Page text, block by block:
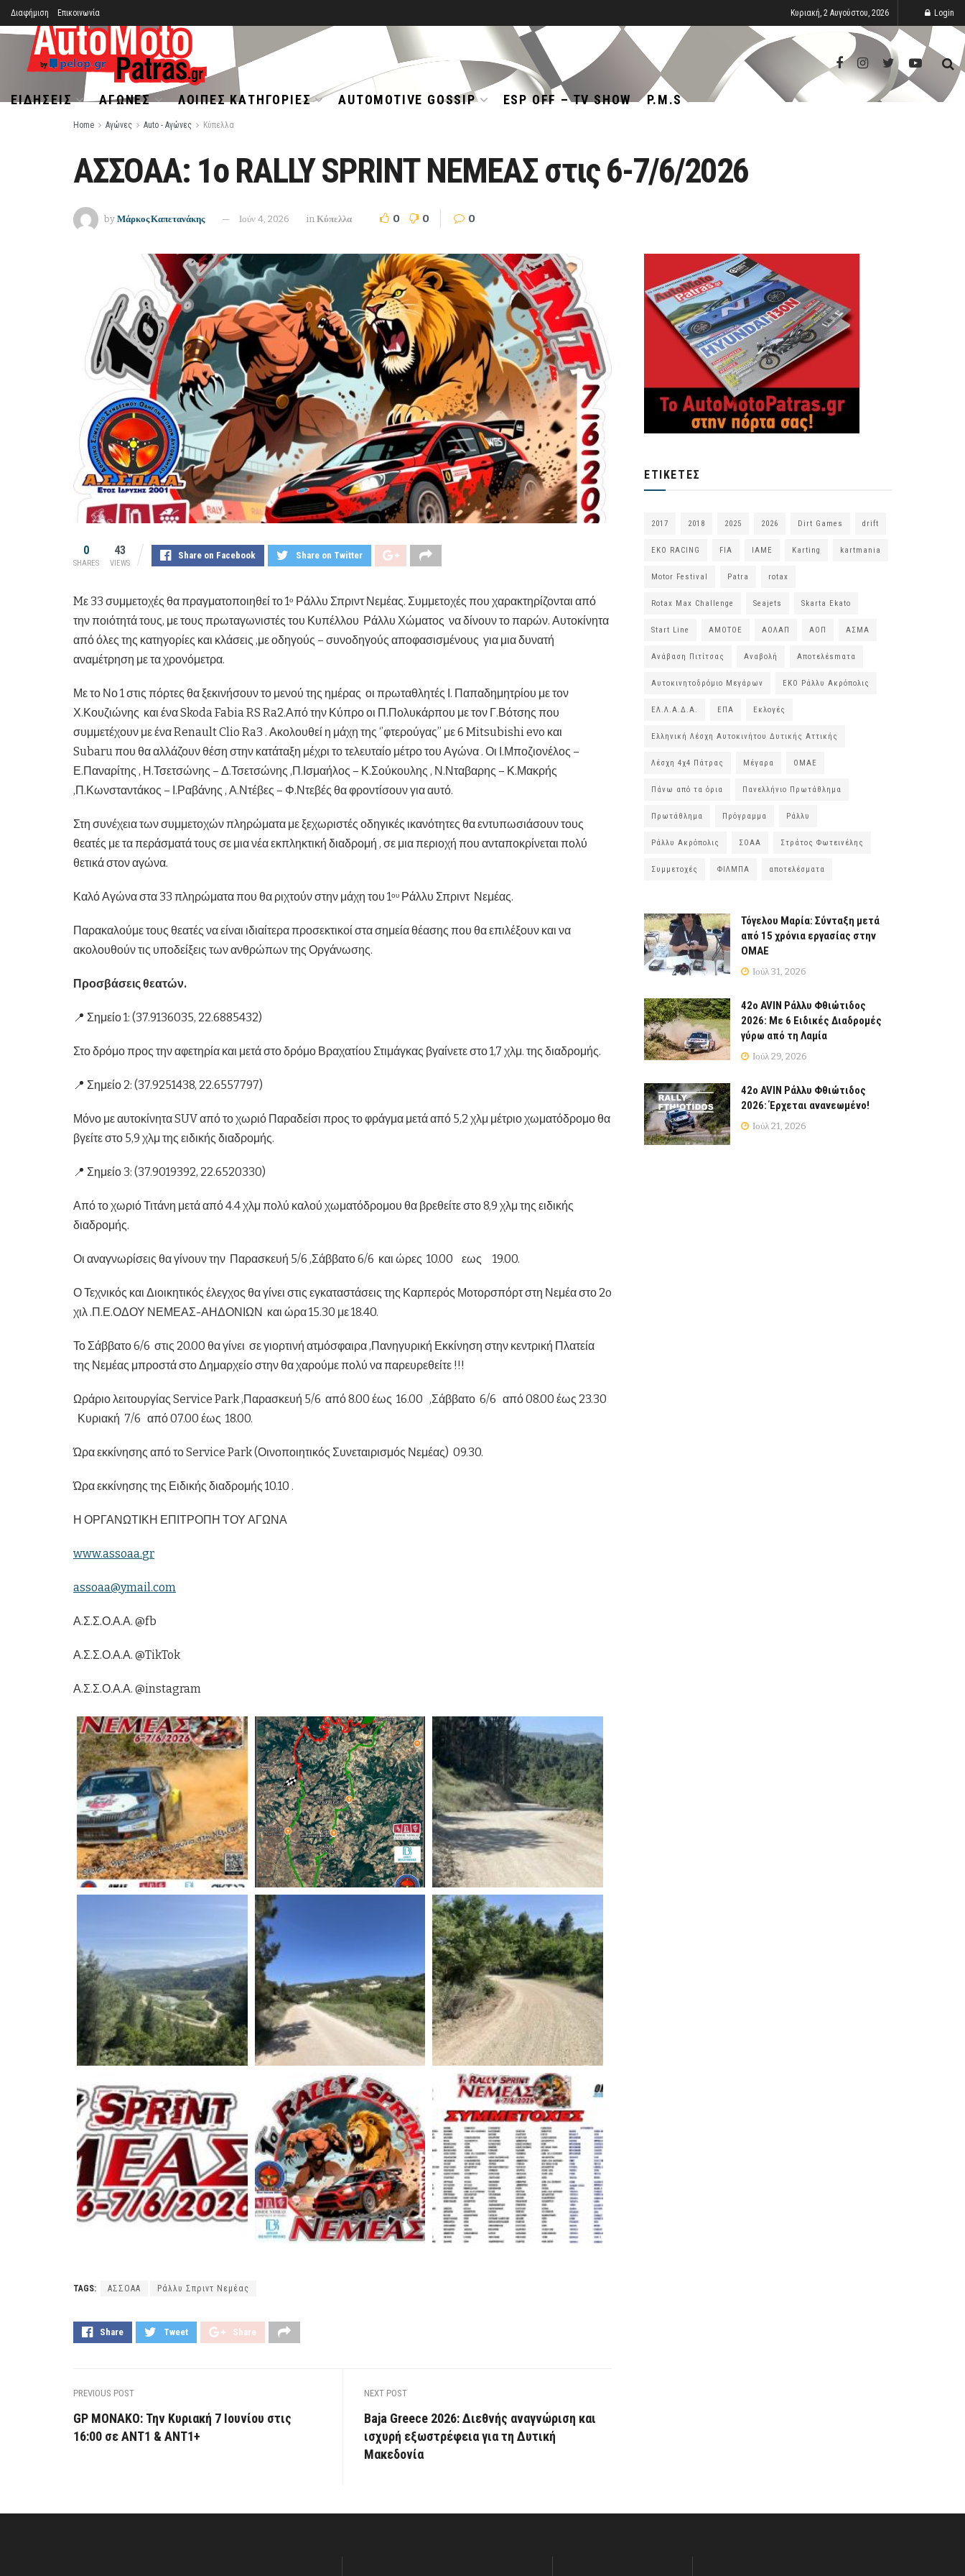
Διαφήμιση Επικοινωνία Κυριακή, 2 Αυγούστου, 2026 Login
ΕΙΔΉΣΕΙΣ ΑΓΏΝΕΣ ΛΟΙΠΈΣ ΚΑΤΗΓΟΡΊΕΣ AUTOMOTIVE GOSSIP ESP OFF – TV SHOW P.M.S
Home Αγώνες Auto - Αγώνες Κύπελλα
ΑΣΣΟΑΑ: 1o RALLY SPRINT ΝΕΜΕΑΣ στις 6-7/6/2026
by Μάρκος Καπετανάκης Ιούν 4, 2026 in Κύπελλα 0 0 0
0
SHARES
43
VIEWS
Share on Facebook Share on Twitter
Mε 33 συμμετοχές θα πραγματοποιηθεί το 1ο Ράλλυ Σπριντ Νεμέας. Συμμετοχές που χαρακτηρίζονται από
την ποιότητά τους, με τους πρωταγωνιστές του Κυπέλλου Ράλλυ Χώματος να δίνουν το παρών. Αυτοκίνητα
από όλες της κατηγορίες και κλάσεις ,με οδηγούς – συνοδηγούς αποφασισμένους για μια δυνατή
αναμέτρηση με τα χρονόμετρα.
Με το Νο 1 στις πόρτες θα ξεκινήσουν το μενού της ημέρας οι πρωταθλητές Ι. Παπαδημητρίου με τον
Χ.Κουζιώνης και ένα Skoda Fabia RS Ra2.Από την Κύπρο οι Π.Πολυκάρπου με τον Γ.Βότσης που
συμμετέχουν με ένα Renault Clio Ra3 . Ακολουθεί η μάχη της ‘’φτερούγας’’ με 6 Mitsubishi evo και
Subaru που θα αλλάζουν θέση στην κατάταξη μέχρι το τελευταίο μέτρο του Αγώνα . Οι Ι.Μποζιονέλος –
Ε.Παναρίτης , Η.Τσετσώνης – Δ.Τσετσώνης ,Π.Ισμαήλος – Κ.Σούκουλης , Ν.Νταβαρης – Κ.Μακρής
,Π.Κωνσταντάκος – Ι.Ραβάνης , Α.Ντέβες – Φ.Ντεβές θα φροντίσουν για αυτό.
Στη συνέχεια των συμμετοχών πληρώματα με ξεχωριστές οδηγικές ικανότητες θα εντυπωσιάσουν τους
θεατές με τα περάσματά τους σε μια νέα εκπληκτική διαδρομή , σε μια περιοχή που ανταποκρίνεται πολύ
θετικά στον αγώνα.
Καλό Αγώνα στα 33 πληρώματα που θα ριχτούν στην μάχη του 1ου Ράλλυ Σπριντ Νεμέας.
Παρακαλούμε τους θεατές να είναι ιδιαίτερα προσεκτικοί στα σημεία θέασης που θα επιλέξουν και να
ακολουθούν τις υποδείξεις των ανθρώπων της Οργάνωσης.
Προσβάσεις θεατών.
📍 Σημείο 1: (37.9136035, 22.6885432)
Στο δρόμο προς την αφετηρία και μετά στο δρόμο Βραχατίου Στιμάγκας βγαίνετε στο 1,7 χλμ. της διαδρομής.
📍 Σημείο 2: (37.9251438, 22.6557797)
Μόνο με αυτοκίνητα SUV από το χωριό Παραδείσι προς το φράγμα μετά από 5,2 χλμ μέτριο χωματόδρομο θα
βγείτε στο 5,9 χλμ της ειδικής διαδρομής.
📍 Σημείο 3: (37.9019392, 22.6520330)
Από το χωριό Τιτάνη μετά από 4.4 χλμ πολύ καλού χωματόδρομου θα βρεθείτε στο 8,9 χλμ της ειδικής
διαδρομής.
Οι αναγνωρίσεις θα γίνουν την Παρασκευή 5/6 ,Σάββατο 6/6 και ώρες 10.00 εως 19.00.
Ο Τεχνικός και Διοικητικός έλεγχος θα γίνει στις εγκαταστάσεις της Καρπερός Μοτορσπόρτ στη Νεμέα στο 2o
χιλ .Π.Ε.ΟΔΟΥ ΝΕΜΕΑΣ-ΑΗΔΟΝΙΩΝ και ώρα 15.30 με 18.40.
Το Σάββατο 6/6 στις 20.00 θα γίνει σε γιορτινή ατμόσφαιρα ,Πανηγυρική Εκκίνηση στην κεντρική Πλατεία
της Νεμέας μπροστά στο Δημαρχείο στην θα χαρούμε πολύ να παρευρεθείτε !!!
Ωράριο λειτουργίας Service Park ,Παρασκευή 5/6 από 8.00 έως 16.00 ,Σάββατο 6/6 από 08.00 έως 23.30
Κυριακή 7/6 από 07.00 έως 18.00.
Ώρα εκκίνησης από το Service Park (Οινοποιητικός Συνεταιρισμός Νεμέας) 09.30.
Ώρα εκκίνησης της Ειδικής διαδρομής 10.10 .
Η ΟΡΓΑΝΩΤΙΚΗ ΕΠΙΤΡΟΠΗ ΤΟΥ ΑΓΩΝΑ
www.assoaa.gr
assoaa@ymail.com
Α.Σ.Σ.Ο.Α.Α. @fb
Α.Σ.Σ.Ο.Α.Α. @TikTok
Α.Σ.Σ.Ο.Α.Α. @instagram
TAGS: ΑΣΣΟΑΑ Ράλλυ Σπριντ Νεμέας
Share Tweet Share
PREVIOUS POST
GP ΜΟΝΑΚΟ: Την Κυριακή 7 Ιουνίου στις
16:00 σε ΑΝΤ1 & ΑΝΤ1+
NEXT POST
Baja Greece 2026: Διεθνής αναγνώριση και
ισχυρή εξωστρέφεια για τη Δυτική
Μακεδονία
ΕΤΙΚΈΤΕΣ
2017 2018 2025 2026 Dirt Games drift
EKO RACING FIA IAME Karting kartmania
Motor Festival Patra rotax
Rotax Max Challenge Seajets Skarta Ekato
Start Line ΑΜΟΤΟΕ ΑΟΛΑΠ ΑΟΠ ΑΣΜΑ
Ανάβαση Πιτίτσας Αναβολή Αποτελέsmατα
Αυτοκινητοδρόμιο Μεγάρων ΕΚΟ Ράλλυ Ακρόπολις
ΕΛ.Λ.Α.Δ.Α. ΕΠΑ Εκλογές
Ελληνική Λέσχη Αυτοκινήτου Δυτικής Αττικής
Λέσχη 4χ4 Πάτρας Μέγαρα ΟΜΑΕ
Πάνω από τα όρια Πανελλήνιο Πρωτάθλημα
Πρωτάθλημα Πρόγραμμα Ράλλυ
Ράλλυ Ακρόπολις ΣΟΑΑ Στράτος Φωτεινέλης
Συμμετοχές ΦΙΛΜΠΑ αποτελέσματα
Τόγελου Μαρία: Σύνταξη μετά
από 15 χρόνια εργασίας στην
ΟΜΑΕ
Ιούλ 31, 2026
42ο AVIN Ράλλυ Φθιώτιδος
2026: Με 6 Ειδικές Διαδρομές
γύρω από τη Λαμία
Ιούλ 29, 2026
42ο AVIN Ράλλυ Φθιώτιδος
2026: Έρχεται ανανεωμένο!
Ιούλ 21, 2026